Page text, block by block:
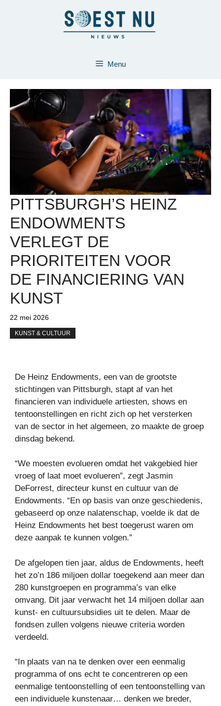
Menu
PITTSBURGH’S HEINZ
ENDOWMENTS
VERLEGT DE
PRIORITEITEN VOOR
DE FINANCIERING VAN
KUNST
22 mei 2026
KUNST & CULTUUR
De Heinz Endowments, een van de grootste
stichtingen van Pittsburgh, stapt af van het
financieren van individuele artiesten, shows en
tentoonstellingen en richt zich op het versterken
van de sector in het algemeen, zo maakte de groep
dinsdag bekend.
“We moesten evolueren omdat het vakgebied hier
vroeg of laat moet evolueren”, zegt Jasmin
DeForrest, directeur kunst en cultuur van de
Endowments. “En op basis van onze geschiedenis,
gebaseerd op onze nalatenschap, voelde ik dat de
Heinz Endowments het best toegerust waren om
deze aanpak te kunnen volgen.”
De afgelopen tien jaar, aldus de Endowments, heeft
het zo’n 186 miljoen dollar toegekend aan meer dan
280 kunstgroepen en programma’s van elke
omvang. Dit jaar verwacht het 14 miljoen dollar aan
kunst- en cultuursubsidies uit te delen. Maar de
fondsen zullen volgens nieuwe criteria worden
verdeeld.
“In plaats van na te denken over een eenmalig
programma of ons echt te concentreren op een
eenmalige tentoonstelling of een tentoonstelling van
een individuele kunstenaar… denken we breder,